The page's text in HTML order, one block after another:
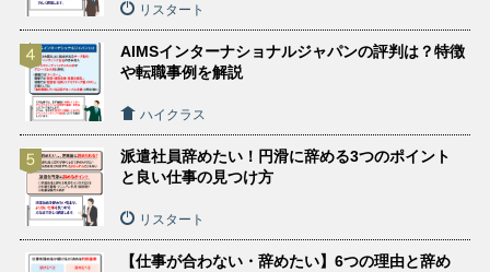
リスタート
AIMSインターナショナルジャパンの評判は？特徴
や転職事例を解説
ハイクラス
派遣社員辞めたい！円滑に辞める3つのポイント
と良い仕事の見つけ方
リスタート
【仕事が合わない・辞めたい】6つの理由と辞め